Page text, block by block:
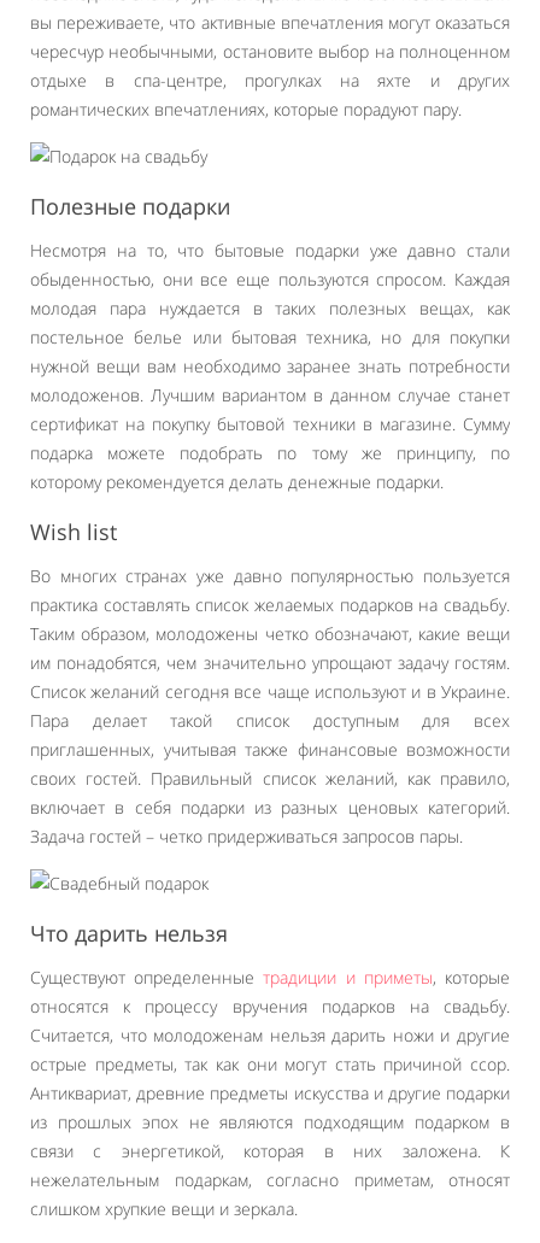
вы переживаете, что активные впечатления могут оказаться
чересчур необычными, остановите выбор на полноценном
отдыхе в спа-центре, прогулках на яхте и других
романтических впечатлениях, которые порадуют пару.
Полезные подарки
Несмотря на то, что бытовые подарки уже давно стали
обыденностью, они все еще пользуются спросом. Каждая
молодая пара нуждается в таких полезных вещах, как
постельное белье или бытовая техника, но для покупки
нужной вещи вам необходимо заранее знать потребности
молодоженов. Лучшим вариантом в данном случае станет
сертификат на покупку бытовой техники в магазине. Сумму
подарка можете подобрать по тому же принципу, по
которому рекомендуется делать денежные подарки.
Wish list
Во многих странах уже давно популярностью пользуется
практика составлять список желаемых подарков на свадьбу.
Таким образом, молодожены четко обозначают, какие вещи
им понадобятся, чем значительно упрощают задачу гостям.
Список желаний сегодня все чаще используют и в Украине.
Пара делает такой список доступным для всех
приглашенных, учитывая также финансовые возможности
своих гостей. Правильный список желаний, как правило,
включает в себя подарки из разных ценовых категорий.
Задача гостей – четко придерживаться запросов пары.
Что дарить нельзя
Существуют определенныетрадиции и приметы, которые
относятся к процессу вручения подарков на свадьбу.
Считается, что молодоженам нельзя дарить ножи и другие
острые предметы, так как они могут стать причиной ссор.
Антиквариат, древние предметы искусства и другие подарки
из прошлых эпох не являются подходящим подарком в
связи с энергетикой, которая в них заложена. К
нежелательным подаркам, согласно приметам, относят
слишком хрупкие вещи и зеркала.